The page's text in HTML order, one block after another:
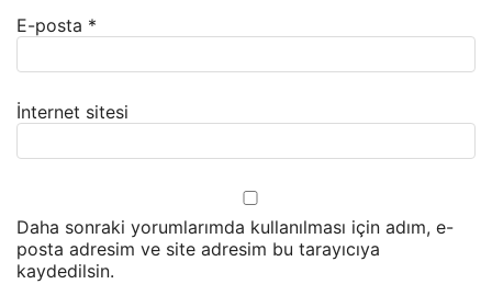
E-posta *
İnternet sitesi
Daha sonraki yorumlarımda kullanılması için adım, e-
posta adresim ve site adresim bu tarayıcıya
kaydedilsin.